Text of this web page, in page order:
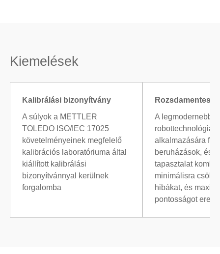
Kiemelések
Kalibrálási bizonyítvány
A súlyok a METTLER
TOLEDO ISO/IEC 17025
követelményeinek megfelelő
kalibrációs laboratóriuma által
kiállított kalibrálási
bizonyítvánnyal kerülnek
forgalomba
Rozsdamentes
A legmodernebb
robottechnológia
alkalmazására
beruházások, és
tapasztalat
minimálisra
hibákat, és
pontosságot